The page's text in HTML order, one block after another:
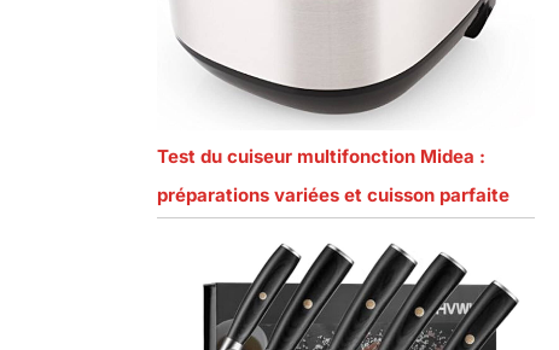
Test du cuiseur multifonction Midea :
préparations variées et cuisson parfaite